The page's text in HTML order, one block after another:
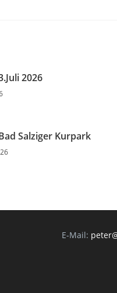
2026
Salziger Kurpark
E-Mail: